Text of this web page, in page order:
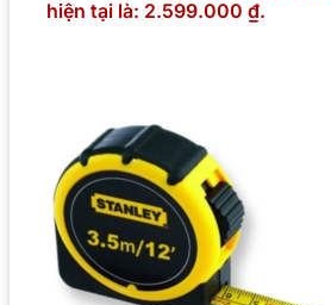
hiện tại là: 2.599.000 ₫.